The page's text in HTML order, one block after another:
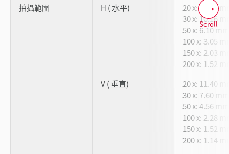
拍攝範圍
H ( 水平)
20 x: 15.24
30 x: 10.16
50 x: 6.10 mm
100 x: 3.05
150 x: 2.03
200 x: 1.52
V ( 垂直)
20 x: 11.40
30 x: 7.60 mm
50 x: 4.56 mm
100 x: 2.28
150 x: 1.52
200 x: 1.14
Scroll